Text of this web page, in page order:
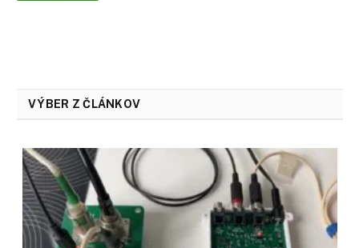
VÝBER Z ČLÁNKOV